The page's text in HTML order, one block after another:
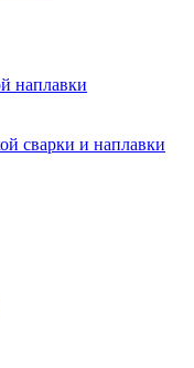
наплавки
сварки и наплавки